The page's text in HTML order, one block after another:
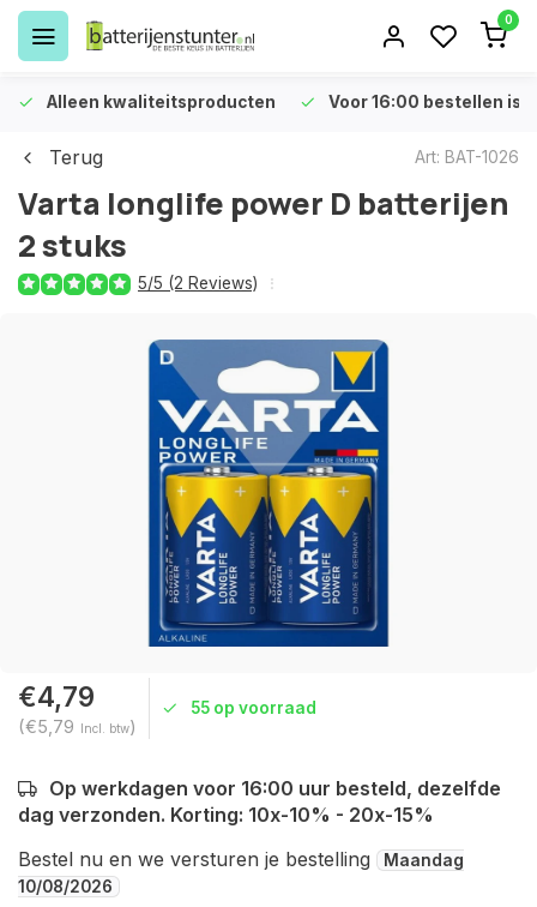
0
Alleen kwaliteitsproducten Voor 16:00 bestellen is
Terug Art: BAT-1026
Varta longlife power D batterijen
2 stuks
5/5 (2 Reviews)
€4,79
(€5,79 Incl. btw)
55 op voorraad
Op werkdagen voor 16:00 uur besteld, dezelfde
dag verzonden. Korting: 10x-10% - 20x-15%
Bestel nu en we versturen je bestelling
Maandag
10/08/2026